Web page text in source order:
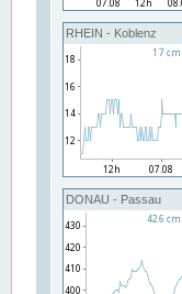
RHEIN - Koblenz
DONAU - Passau